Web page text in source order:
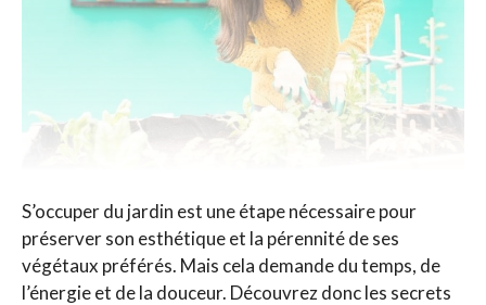
S’occuper du jardin est une étape nécessaire pour
préserver son esthétique et la pérennité de ses
végétaux préférés. Mais cela demande du temps, de
l’énergie et de la douceur. Découvrez donc les secrets